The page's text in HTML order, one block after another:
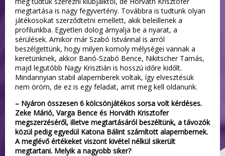
megtartása is nagy fegyvertény. Továbbra is tudtunk olyan
játékosokat szerződtetni emellett, akik beleillenek a
profilunkba. Egyetlen dolog árnyalja be a nyarat, a
sérülések. Amikor már Szabó Istvánnal is arról
beszélgettünk, hogy milyen komoly mélységei vannak a
keretünknek, akkor Banó-Szabó Bence, Nikitscher Tamás,
majd legutóbb Nagy Krisztián is hosszú időre kidőlt.
Mindannyian stabil alapemberek voltak, így elvesztésük
nem öröm, de ez is egy feladat, amit meg kell oldanunk.
– Nyáron összesen 6 kölcsönjátékos sorsa volt kérdéses.
Zeke Márió, Varga Bence és Horváth Krisztofer
megszerzéséről, illetve megtartásáról beszéltünk, a távozók
közül pedig egyedül Katona Bálint számított alapembernek.
A meglévő értékeket viszont kivétel nélkül sikerült
megtartani. Melyik a nagyobb siker?